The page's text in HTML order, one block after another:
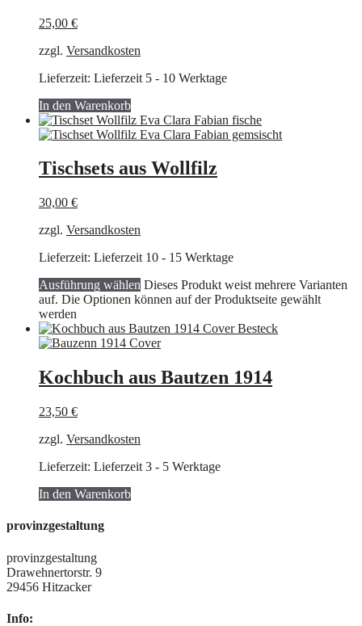
25,00 €
zzgl. Versandkosten
Lieferzeit: Lieferzeit 5 - 10 Werktage
In den Warenkorb
Tischsets aus Wollfilz
30,00 €
zzgl. Versandkosten
Lieferzeit: Lieferzeit 10 - 15 Werktage
Ausführung wählen Dieses Produkt weist mehrere Varianten
auf. Die Optionen können auf der Produktseite gewählt
werden
Kochbuch aus Bautzen 1914
23,50 €
zzgl. Versandkosten
Lieferzeit: Lieferzeit 3 - 5 Werktage
In den Warenkorb
provinzgestaltung
provinzgestaltung
Drawehnertorstr. 9
29456 Hitzacker
Info: